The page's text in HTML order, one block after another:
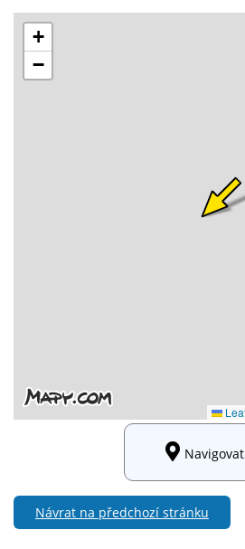
Navigovat
Návrat na předchozí stránku